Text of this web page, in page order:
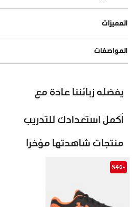
المميزات
المواصفات
يفضله زبائننا عادة مع
أكمل استعدادك للتدريب
منتجات شاهدتها مؤخرًا
-%40